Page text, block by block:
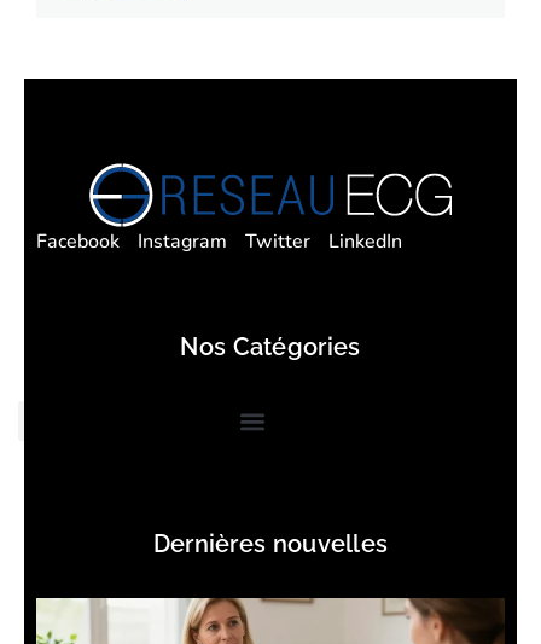
Facebook Instagram Twitter LinkedIn
Nos Catégories
Dernières nouvelles